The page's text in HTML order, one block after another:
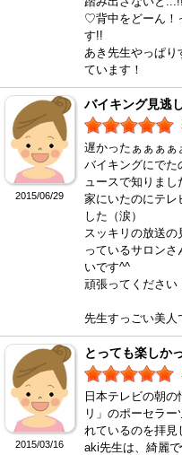
♡背中をどーん！
す!!
あき先生やっぱり
ています！
2015/06/29
バイキング見逃
遅かったぁぁぁぁ
バイキングにでた
ュースで知りまし
家にいたのにテレ
した（涙）
スッキリの放送の
っているサロン
いです^^
頑張ってください
先生すっごい美人
2015/03/16
とっても楽しか
日本テレビの朝
リ」のポーセラ
れているのを拝見
aki先生は、綺麗